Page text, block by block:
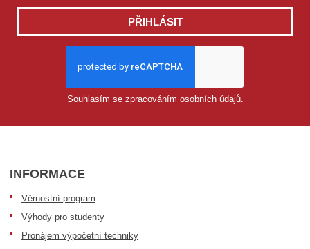
PŘIHLÁSIT
Souhlasím se zpracováním osobních údajů.
INFORMACE
Věrnostní program
Výhody pro studenty
Pronájem výpočetní techniky